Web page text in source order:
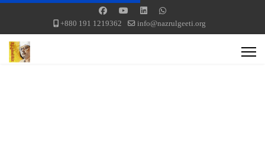
+880 191 1219362 info@nazrulgeeti.org